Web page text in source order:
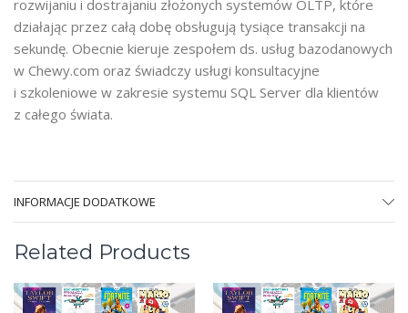
rozwijaniu i dostrajaniu złożonych systemów OLTP, które
działając przez całą dobę obsługują tysiące transakcji na
sekundę. Obecnie kieruje zespołem ds. usług bazodanowych
w Chewy.com oraz świadczy usługi konsultacyjne
i szkoleniowe w zakresie systemu SQL Server dla klientów
z całego świata.
INFORMACJE DODATKOWE
Related Products